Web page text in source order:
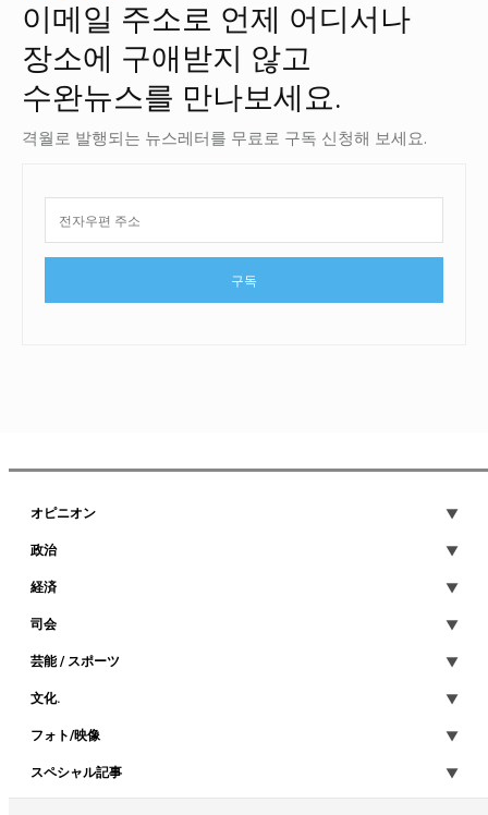
이메일 주소로 언제 어디서나
장소에 구애받지 않고
수완뉴스를 만나보세요.
격월로 발행되는 뉴스레터를 무료로 구독 신청해 보세요.
구독
オピニオン
政治
経済
司会
芸能 / スポーツ
文化.
フォト/映像
スペシャル記事